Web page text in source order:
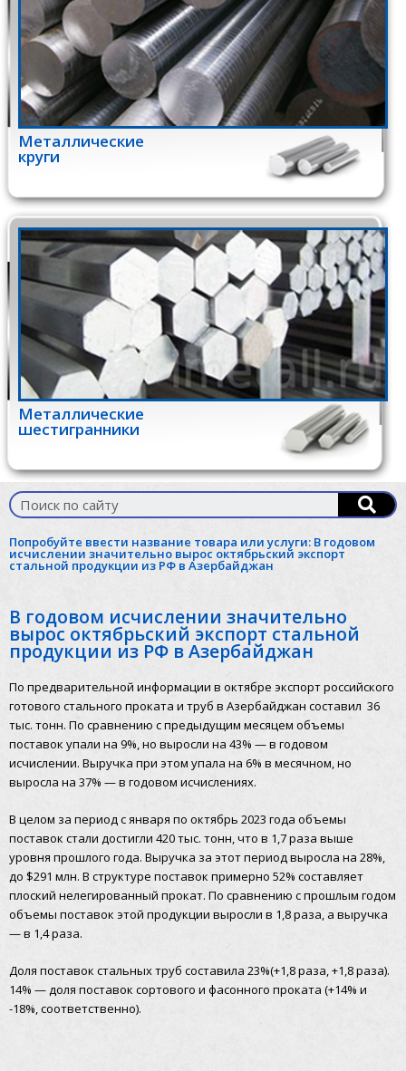
Металлические
круги
Металлические
шестигранники
Попробуйте ввести название товара или услуги: В годовом
исчислении значительно вырос октябрьский экспорт
стальной продукции из РФ в Азербайджан
В годовом исчислении значительно
вырос октябрьский экспорт стальной
продукции из РФ в Азербайджан
По предварительной информации в октябре экспорт российского
готового стального проката и труб в Азербайджан составил 36
тыс. тонн. По сравнению с предыдущим месяцем объемы
поставок упали на 9%, но выросли на 43% — в годовом
исчислении. Выручка при этом упала на 6% в месячном, но
выросла на 37% — в годовом исчислениях.
В целом за период с января по октябрь 2023 года объемы
поставок стали достигли 420 тыс. тонн, что в 1,7 раза выше
уровня прошлого года. Выручка за этот период выросла на 28%,
до $291 млн. В структуре поставок примерно 52% составляет
плоский нелегированный прокат. По сравнению с прошлым годом
объемы поставок этой продукции выросли в 1,8 раза, а выручка
— в 1,4 раза.
Доля поставок стальных труб составила 23%(+1,8 раза, +1,8 раза).
14% — доля поставок сортового и фасонного проката (+14% и
-18%, соответственно).